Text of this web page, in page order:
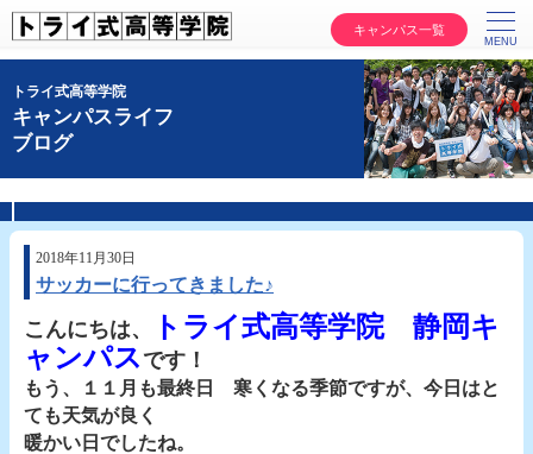
キャンパス一覧
トライ式高等学院
キャンパスライフ
ブログ
2018年11月30日
サッカーに行ってきました♪
こんにちは、
トライ式高等学院 静岡キ
ャンパス です！
もう、１１月も最終日 寒くなる季節ですが、今日はと
ても天気が良く
暖かい日でしたね。